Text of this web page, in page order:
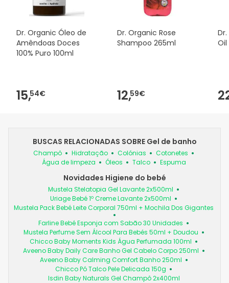
Dr. Organic Óleo de
Amêndoas Doces
100% Puro 100ml
15,54€
Dr. Organic Rose
Shampoo 265ml
12,59€
Oil
BUSCAS RELACIONADAS SOBRE Gel de banho
Champô Hidratação Colónias
Cotonetes
Água de limpeza
Óleos Talco Espuma
Novidades Higiene do bebé
Mustela Stelatopia Gel Lavante 2x500ml
Uriage Bebé 1º Creme Lavante 2x500ml
Mustela Pack Bebé Leite Corporal 750ml + Mochila Dos Gigantes
Farline Bebé Esponja com Sabão 30 Unidades
Mustela Perfume Sem Álcool Para Bebés 50ml + Doudou
Chicco Baby Moments Kids Água Perfumada 100ml
Aveeno Baby Daily Care Banho Gel Cabelo Corpo 250ml
Aveeno Baby Calming Comfort Banho 250ml
Chicco Pó Talco Pele Delicada 150g
Isdin Baby Naturals Gel Champô 2x400ml